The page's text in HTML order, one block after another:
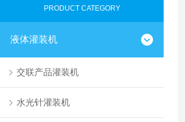
PRODUCT CATEGORY
液体灌装机
交联产品灌装机
水光针灌装机